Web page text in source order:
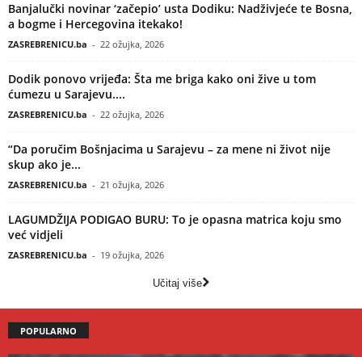
Banjalučki novinar ‘začepio’ usta Dodiku: Nadživjeće te Bosna,
a bogme i Hercegovina itekako!
ZASREBRENICU.ba - 22 ožujka, 2026
Dodik ponovo vrijeđa: Šta me briga kako oni žive u tom
ćumezu u Sarajevu....
ZASREBRENICU.ba - 22 ožujka, 2026
“Da poručim Bošnjacima u Sarajevu – za mene ni život nije
skup ako je...
ZASREBRENICU.ba - 21 ožujka, 2026
LAGUMDŽIJA PODIGAO BURU: To je opasna matrica koju smo
već vidjeli
ZASREBRENICU.ba - 19 ožujka, 2026
Učitaj više
POPULARNO